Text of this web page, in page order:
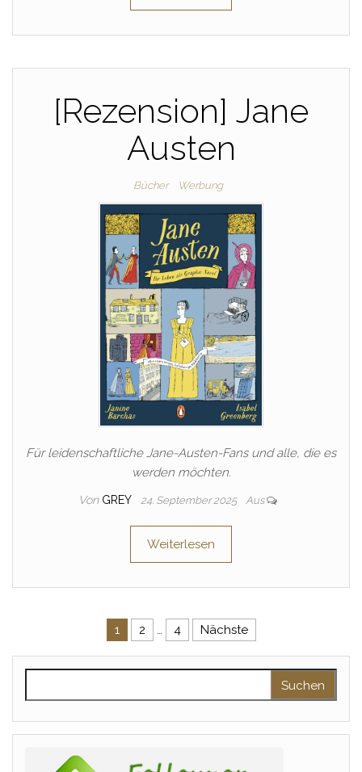
[Rezension] Jane
Austen
Bücher Werbung
Für leidenschaftliche Jane-Austen-Fans und alle, die es
werden möchten.
Von GREY 24. September 2025 Aus
Weiterlesen
Seitennummerierung der
1 2 … 4 Nächste